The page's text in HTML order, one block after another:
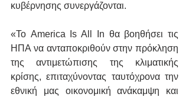
κυβέρνησης συνεργάζονται.
«Το America Is All In θα βοηθήσει τις
ΗΠΑ να ανταποκριθούν στην πρόκληση
της αντιμετώπισης της κλιματικής
κρίσης, επιταχύνοντας ταυτόχρονα την
εθνική μας οικονομική ανάκαμψη και